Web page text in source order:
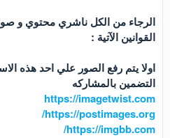
الرجاء من الكل ناشري محتوي و صور
القوانين الآتية :
اولا يتم رفع الصور علي احد هذه
التضمين بالمشاركه
https://imagetwist.com
https://postimages.org/
https://imgbb.com/